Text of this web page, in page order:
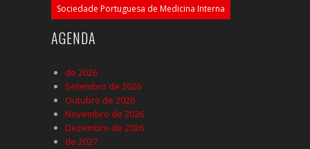
Sociedade Portuguesa de Medicina Interna
AGENDA
de 2026
Setembro de 2026
Outubro de 2026
Novembro de 2026
Dezembro de 2026
de 2027